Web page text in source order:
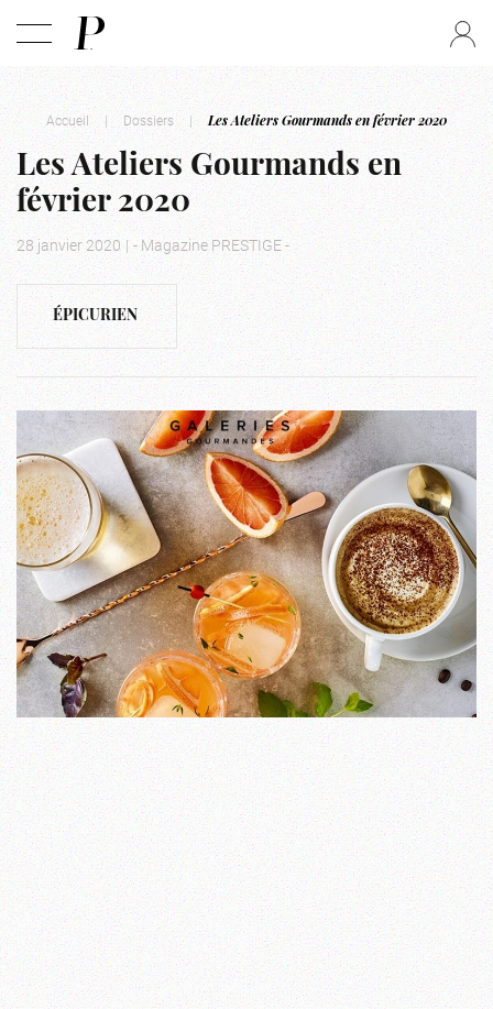
Accueil | Dossiers | Les Ateliers Gourmands en février 2020
Les Ateliers Gourmands en
février 2020
28 janvier 2020 | - Magazine PRESTIGE -
ÉPICURIEN